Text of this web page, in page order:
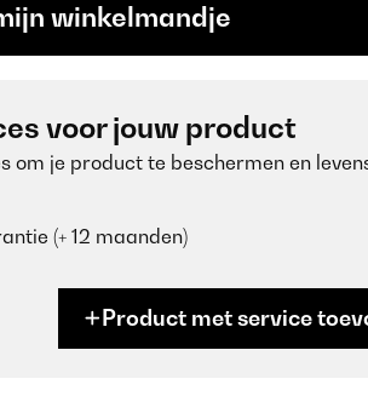
winkelmandje
voor jouw product
om je product te beschermen en
(+ 12 maanden)
Product met service